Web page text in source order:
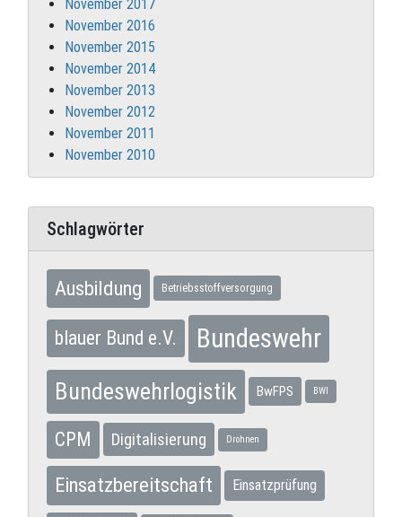
November 2017
November 2016
November 2015
November 2014
November 2013
November 2012
November 2011
November 2010
Schlagwörter
Ausbildung Betriebsstoffversorgung
blauer Bund e.V. Bundeswehr
Bundeswehrlogistik BwFPS BWI
CPM Digitalisierung Drohnen
Einsatzbereitschaft Einsatzprüfung